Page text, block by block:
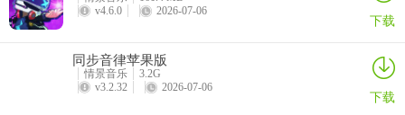
更新日志
v4.6.0
2026-07-06 下载
同步音律苹果版
情景音乐
3.2G
v3.2.32
2026-07-06 下载